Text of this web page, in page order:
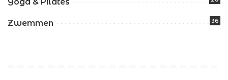
Zwemmen 36